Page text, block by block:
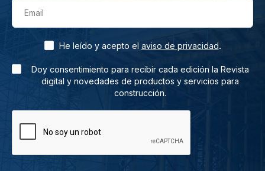
Email
He leído y acepto el aviso de privacidad.
Doy consentimiento para recibir cada edición la Revista
digital y novedades de productos y servicios para
construcción.